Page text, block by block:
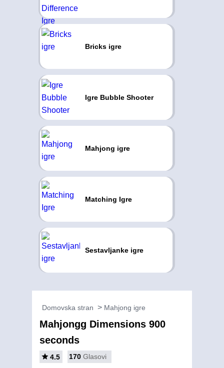
Bricks igre
Igre Bubble Shooter
Mahjong igre
Matching Igre
Sestavljanke igre
Domovska stran Mahjong igre
Mahjongg Dimensions 900
seconds
4.5 170 Glasovi